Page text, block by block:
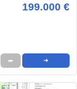
199.000 €
➦ ➜